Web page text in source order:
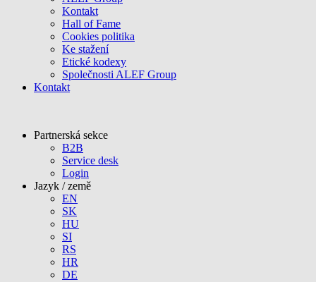
Kontakt
Hall of Fame
Cookies politika
Ke stažení
Etické kodexy
Společnosti ALEF Group
Kontakt
Partnerská sekce
B2B
Service desk
Login
Jazyk / země
EN
SK
HU
SI
RS
HR
DE